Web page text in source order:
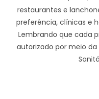
restaurantes e
preferência, clínicas e
Lembrando que cada
autorizado por meio da